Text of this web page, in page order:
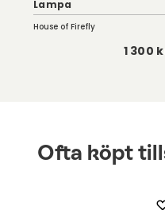
Lampa
House of Firefly
1 300
Ofta köpt